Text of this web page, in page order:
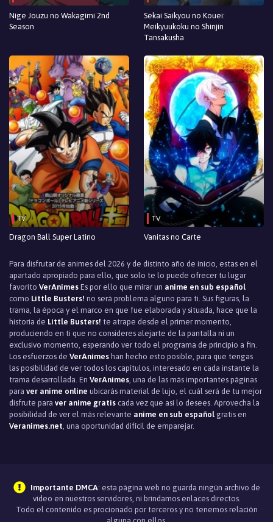
Episodio 3
Episodio 1
Nige Jouzu no Wakagimi 2nd
Season
Sekai Saikyou no Kouei:
Meikyuukoku no Shinjin
Tansakusha
TV
Dragon Ball Super Latino
TV
Vanitas no Carte
Para disfrutar de animes del 2026 y de distinto año de inicio, estas en el
apartado apropiado para ello, que solo te lo puede ofrecer tu lugar
favorito VerAnimes Es por ello que mirar un anime en sub español
como Little Busters! no será problema alguno para ti. Sus figuras, la
trama, la época y el marco en que fue elaborada y situada, hace que la
historia de Little Busters! te atrape desde el primer momento,
produciendo en ti que no consideres alejarte de la pantalla ni un
exclusivo momento, esperando ver todo el programa de principio a fin.
Los esfuerzos de VerAnimes han hecho esto posible, para que tengas
las posibilidad de ver todos los capítulos, interesado en cada instante la
trama desarrollada. En VerAnimes , una de las más importantes páginas
para ver anime online ubicarás material de lujo, el cuál será de tu mejor
disfrute para ver anime gratis cada vez que así lo desees. Aprovecha la
posibilidad de ver el más relevante anime en sub español gratis en
Veranimes.net , una oportunidad difícil de emparejar.
Importante DMCA: esta página web no guarda ningún archivo de
video en nuestros servidores, ni brindamos enlaces directos.
Todo el contenido es procionado por terceros y no tenemos relación